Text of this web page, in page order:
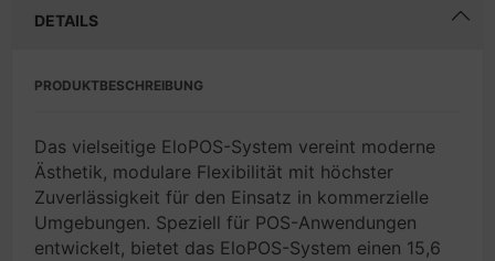
DETAILS
PRODUKTBESCHREIBUNG
Das vielseitige EloPOS-System vereint moderne
Ästhetik, modulare Flexibilität mit höchster
Zuverlässigkeit für den Einsatz in kommerzielle
Umgebungen. Speziell für POS-Anwendungen
entwickelt, bietet das EloPOS-System einen 15,6